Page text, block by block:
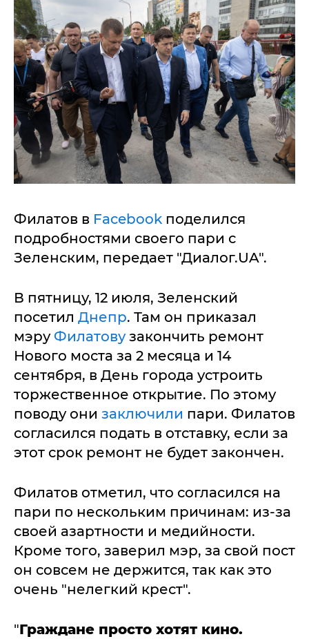
Филатов в Facebook поделился
подробностями своего пари с
Зеленским, передает "Диалог.UA".
В пятницу, 12 июля, Зеленский
посетил Днепр. Там он приказал
мэру Филатовузакончить ремонт
Нового моста за 2 месяца и 14
сентября, в День города устроить
торжественное открытие. По этому
поводу они заключили пари. Филатов
согласился подать в отставку, если за
этот срок ремонт не будет закончен.
Филатов отметил, что согласился на
пари по нескольким причинам: из-за
своей азартности и медийности.
Кроме того, заверил мэр, за свой пост
он совсем не держится, так как это
очень "нелегкий крест".
"Граждане просто хотят кино.